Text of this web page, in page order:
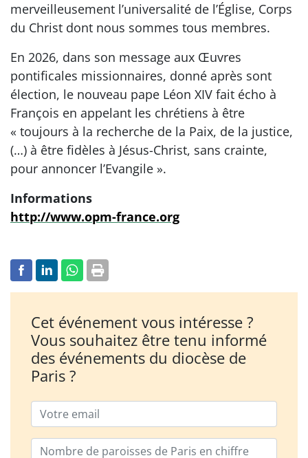
merveilleusement l’universalité de l’Église, Corps
du Christ dont nous sommes tous membres.
En 2026, dans son message aux Œuvres
pontificales missionnaires, donné après sont
élection, le nouveau pape Léon XIV fait écho à
François en appelant les chrétiens à être
« toujours à la recherche de la Paix, de la justice,
(…) à être fidèles à Jésus-Christ, sans crainte,
pour annoncer l’Evangile ».
Informations
http://www.opm-france.org
Cet événement vous intéresse ?
Vous souhaitez être tenu informé
des événements du diocèse de
Paris ?
Email
Nombre de paroisses